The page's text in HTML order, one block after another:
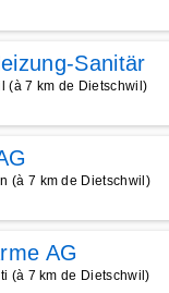
Sanitär
(à 7 km de Dietschwil)
(à 7 km de Dietschwil)
AG
(à 7 km de Dietschwil)